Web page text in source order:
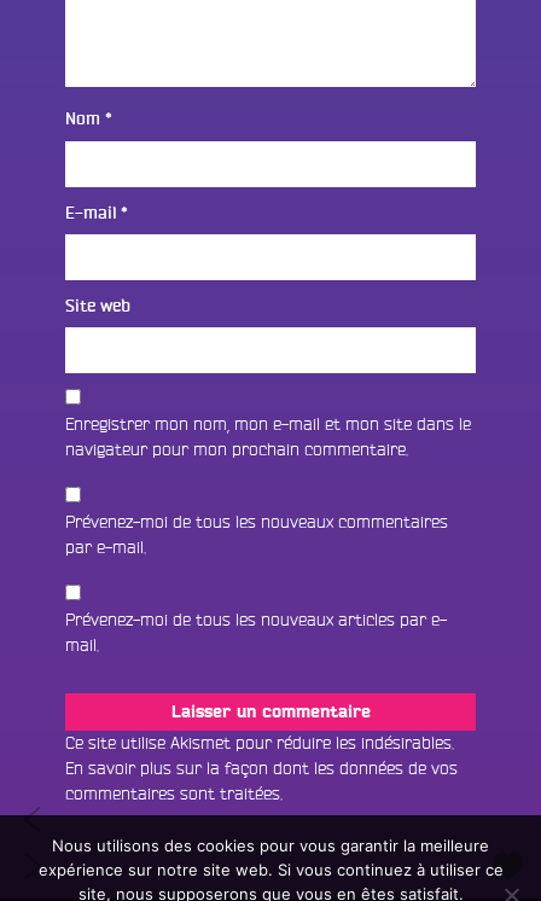
Nom *
E-mail *
Site web
Enregistrer mon nom, mon e-mail et mon site dans le
navigateur pour mon prochain commentaire.
Prévenez-moi de tous les nouveaux commentaires
par e-mail.
Prévenez-moi de tous les nouveaux articles par e-
mail.
Ce site utilise Akismet pour réduire les indésirables.
En savoir plus sur la façon dont les données de vos
commentaires sont traitées
Navigation
l’article
#9
Another
Side
Écouter le direct
Tous les programmes
Nous utilisons des cookies pour vous garantir la meilleure
expérience sur notre site web. Si vous continuez à utiliser ce
site, nous supposerons que vous en êtes satisfait.